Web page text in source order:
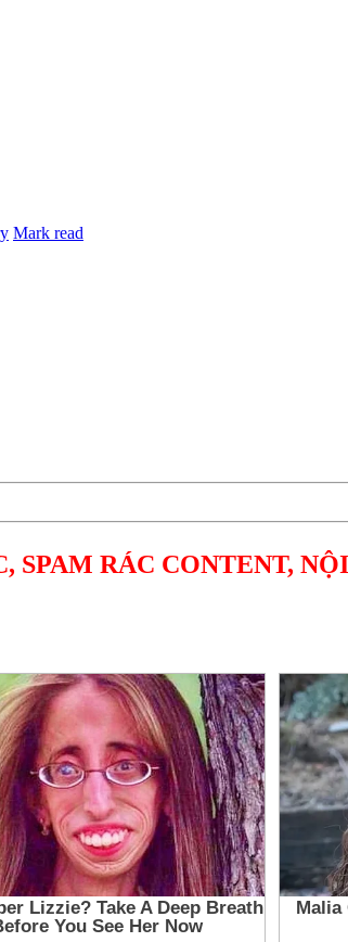
Mark read
SPAM RÁC CONTENT,